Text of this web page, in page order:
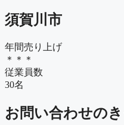
須賀川市
年間売り上げ
＊＊＊
従業員数
30名
お問い合わせの